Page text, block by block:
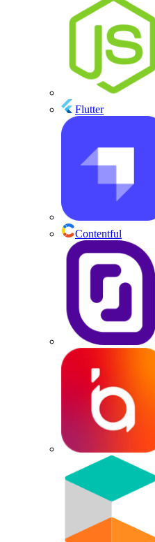
Flutter
Contentful